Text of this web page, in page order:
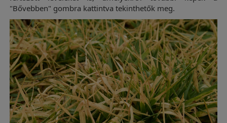
"Bővebben" gombra kattintva tekinthetők meg.